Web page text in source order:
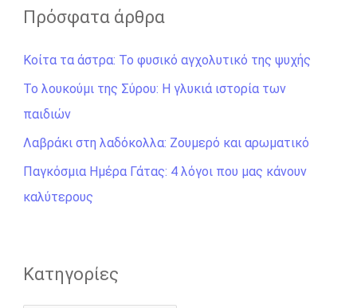
ζ
τ
η
σ
η
γ
ι
Πρόσφατα άρθρα
Κοίτα τα άστρα: Το φυσικό αγχολυτικό της ψυχής
Το λουκούμι της Σύρου: Η γλυκιά ιστορία των
παιδιών
Λαβράκι στη λαδόκολλα: Ζουμερό και αρωματικό
Παγκόσμια Ημέρα Γάτας: 4 λόγοι που μας κάνουν
καλύτερους
Kατηγορίες